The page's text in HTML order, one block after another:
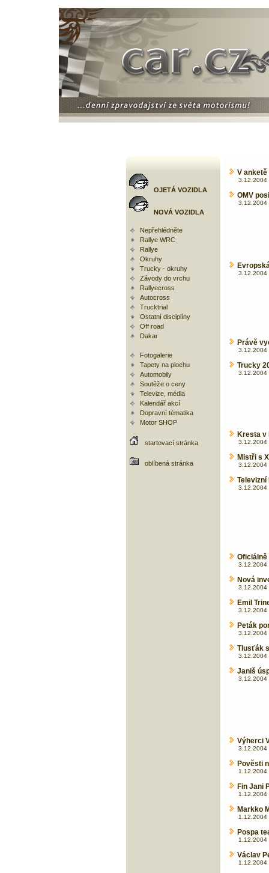
OJETÁ VOZIDLA
NOVÁ VOZIDLA
Nepřehlédněte
Rallye WRC
Rallye
Okruhy
Trucky - okruhy
Závody do vrchu
Rallyecross
Autocross
Trucktrial
Ostatní disciplíny
Off road
Dakar
Fotogalerie
Tapety na plochu
Automobily
Soutěže o ceny
Televize, média
Kalendář akcí
Dopravní tématika
Motor SHOP
startovací stránka
oblíbená stránka
V
3.12.2004
OMV
3.12.2004
3.12.2004
Právě
3.12.2004
Trucky
3.12.2004
Kresta v
3.12.2004
Mistři s
3.12.2004
Televizní
3.12.2004
Oficiálně
3.12.2004
Nová
3.12.2004
Emil
3.12.2004
Peták
3.12.2004
Tlusťák
3.12.2004
Janiš
3.12.2004
Výherci
3.12.2004
Pověsti
1.12.2004
Fin Jani
1.12.2004
Markko
1.12.2004
Pospa
1.12.2004
Václav
1.12.2004